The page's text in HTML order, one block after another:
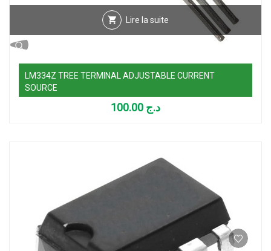
Lire la suite
LM334Z TREE TERMINAL ADJUSTABLE CURRENT
SOURCE
د.ج